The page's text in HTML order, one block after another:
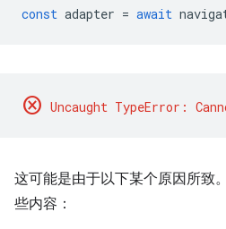
const adapter = await
cancel
这可能是由于以下某个原因所致
些内容：